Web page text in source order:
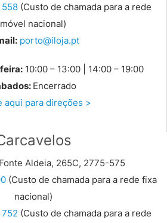
558(Custo de chamada para a rede
móvel nacional)
porto@iloja.pt
10:00 – 13:00 | 14:00 – 19:00
Encerrado
aqui para direções >
Aldeia, 265C, 2775-575
(Custo de chamada para a rede fixa
nacional)
(Custo de chamada para a rede